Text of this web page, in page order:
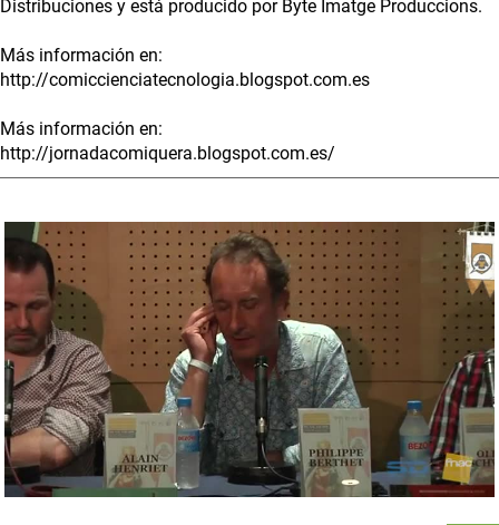
Distribuciones y está producido por Byte Imatge Produccions.
Más información en:
http://comiccienciatecnologia.blogspot.com.es
Más información en:
http://jornadacomiquera.blogspot.com.es/